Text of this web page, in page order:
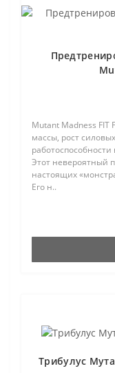
Mutant Madness
массы, рост
Этот невероятный
настоящих
Его н..
Трибулус